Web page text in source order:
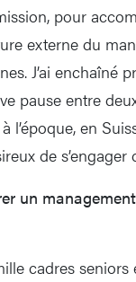
pour
externe du
J’ai enchaîné
pause entre
en
de s’engager
un
cadres seniors